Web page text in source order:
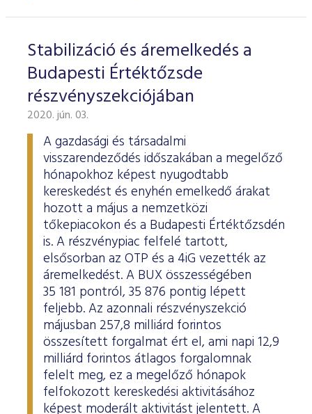
Stabilizáció és áremelkedés a
Budapesti Értéktőzsde
részvényszekciójában
2020. jún. 03.
A gazdasági és társadalmi
visszarendeződés időszakában a megelőző
hónapokhoz képest nyugodtabb
kereskedést és enyhén emelkedő árakat
hozott a május a nemzetközi
tőkepiacokon és a Budapesti Értéktőzsdén
is. A részvénypiac felfelé tartott,
elsősorban az OTP és a 4iG vezették az
áremelkedést. A BUX összességében
35 181 pontról, 35 876 pontig lépett
feljebb. Az azonnali részvényszekció
májusban 257,8 milliárd forintos
összesített forgalmat ért el, ami napi 12,9
milliárd forintos átlagos forgalomnak
felelt meg, ez a megelőző hónapok
felfokozott kereskedési aktivitásához
képest moderált aktivitást jelentett. A